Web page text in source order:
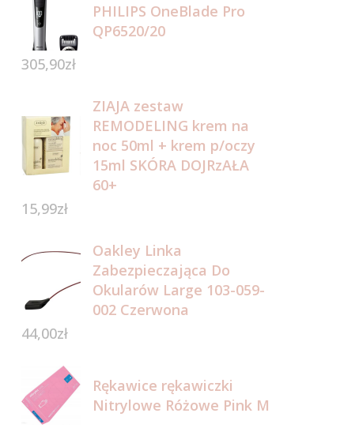
PHILIPS OneBlade Pro
QP6520/20
305,90zł
ZIAJA zestaw
REMODELING krem na
noc 50ml + krem p/oczy
15ml SKÓRA DOJRzAŁA
60+
15,99zł
Oakley Linka
Zabezpieczająca Do
Okularów Large 103-059-
002 Czerwona
44,00zł
Rękawice rękawiczki
Nitrylowe Różowe Pink M